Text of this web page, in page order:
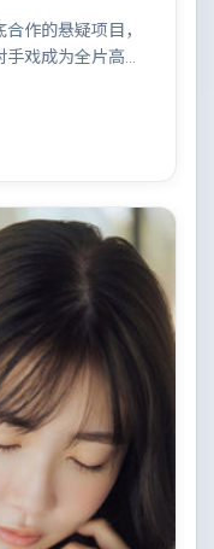
作的悬疑项目，
手戏成为全片高
。配乐与摄影风